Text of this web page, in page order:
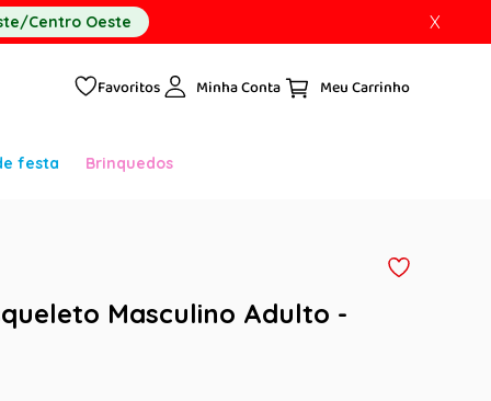
Centro Oeste X
Favoritos Minha Conta
festa Brinquedos
Masculino Adulto -